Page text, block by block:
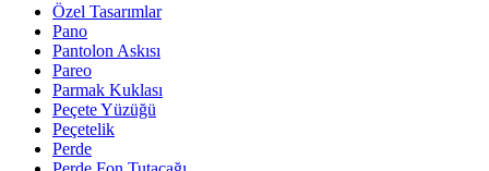
Özel Tasarımlar
Pano
Pantolon Askısı
Pareo
Parmak Kuklası
Peçete Yüzüğü
Peçetelik
Perde